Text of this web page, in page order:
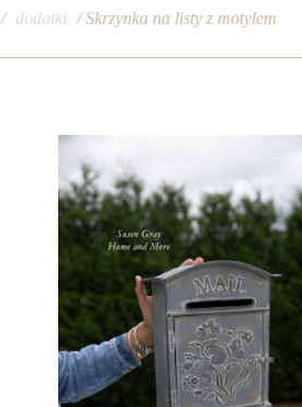
/ dodatki / Skrzynka na listy z motylem